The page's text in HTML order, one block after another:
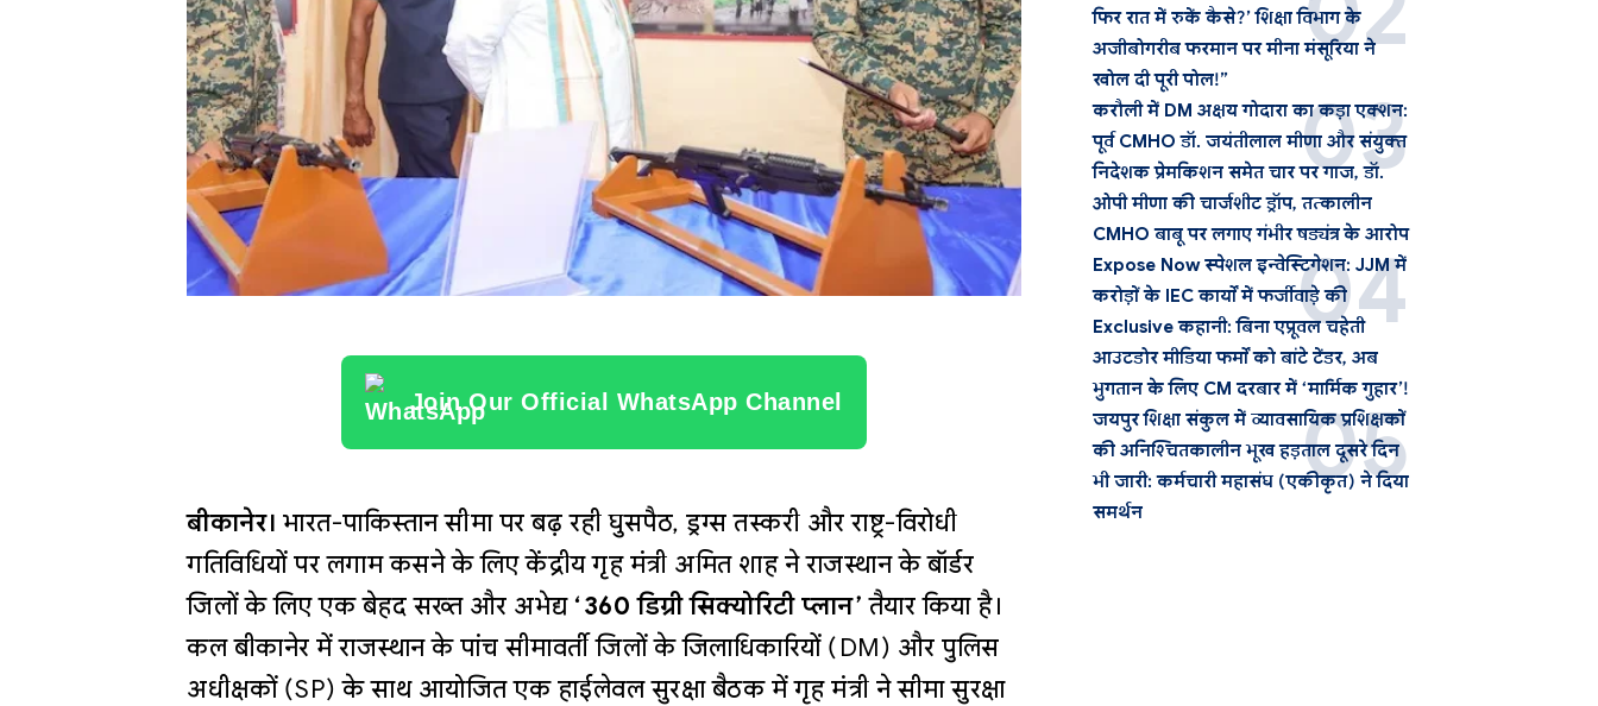
Join Our Official WhatsApp Channel
बीकानेर। भारत-पाकिस्तान सीमा पर बढ़ रही घुसपैठ, ड्रग्स तस्करी और राष्ट्र-विरोधी
गतिविधियों पर लगाम कसने के लिए केंद्रीय गृह मंत्री अमित शाह ने राजस्थान के बॉर्डर
जिलों के लिए एक बेहद सख्त और अभेद्य‘360 डिग्री सिक्योरिटी प्लान’ तैयार किया है।
कल बीकानेर में राजस्थान के पांच सीमावर्ती जिलों के जिलाधिकारियों (DM) और पुलिस
अधीक्षकों (SP) के साथ आयोजित एक हाईलेवल सुरक्षा बैठक में गृह मंत्री ने सीमा सुरक्षा
फिर रात में रुकें कैसे?’ शिक्षा विभाग के
अजीबोगरीब फरमान पर मीना मंसूरिया ने
खोल दी पूरी पोल!”
करौली में DM अक्षय गोदारा का कड़ा एक्शन:
पूर्व CMHO डॉ. जयंतीलाल मीणा और संयुक्त
निदेशक प्रेमकिशन समेत चार पर गाज, डॉ.
ओपी मीणा की चार्जशीट ड्रॉप, तत्कालीन
CMHO बाबू पर लगाए गंभीर षड्यंत्र के आरोप
Expose Now स्पेशल इन्वेस्टिगेशन: JJM में
करोड़ों के IEC कार्यों में फर्जीवाड़े की
Exclusive कहानी: बिना एप्रूवल चहेती
आउटडोर मीडिया फर्मों को बांटे टेंडर, अब
भुगतान के लिए CM दरबार में ‘मार्मिक गुहार’!
जयपुर शिक्षा संकुल में व्यावसायिक प्रशिक्षकों
की अनिश्चितकालीन भूख हड़ताल दूसरे दिन
भी जारी: कर्मचारी महासंघ (एकीकृत) ने दिया
समर्थन